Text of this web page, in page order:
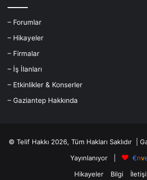
– Forumlar
– Hikayeler
– Firmalar
– İş İlanları
– Etkinlikler & Konserler
– Gaziantep Hakkında
© Telif Hakkı 2026, Tüm Hakları Saklıdır |
Yayınlanıyor |
€nv
Hikayeler
Bilgi